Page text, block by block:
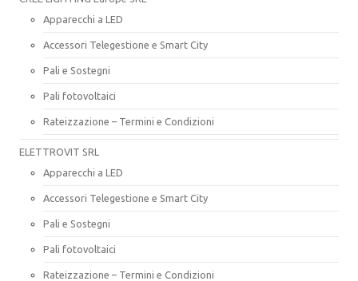
Apparecchi a LED
Accessori Telegestione e Smart City
Pali e Sostegni
Pali fotovoltaici
Rateizzazione – Termini e Condizioni
ELETTROVIT SRL
Apparecchi a LED
Accessori Telegestione e Smart City
Pali e Sostegni
Pali fotovoltaici
Rateizzazione – Termini e Condizioni